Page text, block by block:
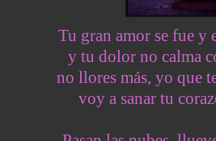
Tu gran amor se fue y
y tu dolor no calma
no llores más, yo que
voy a sanar tu